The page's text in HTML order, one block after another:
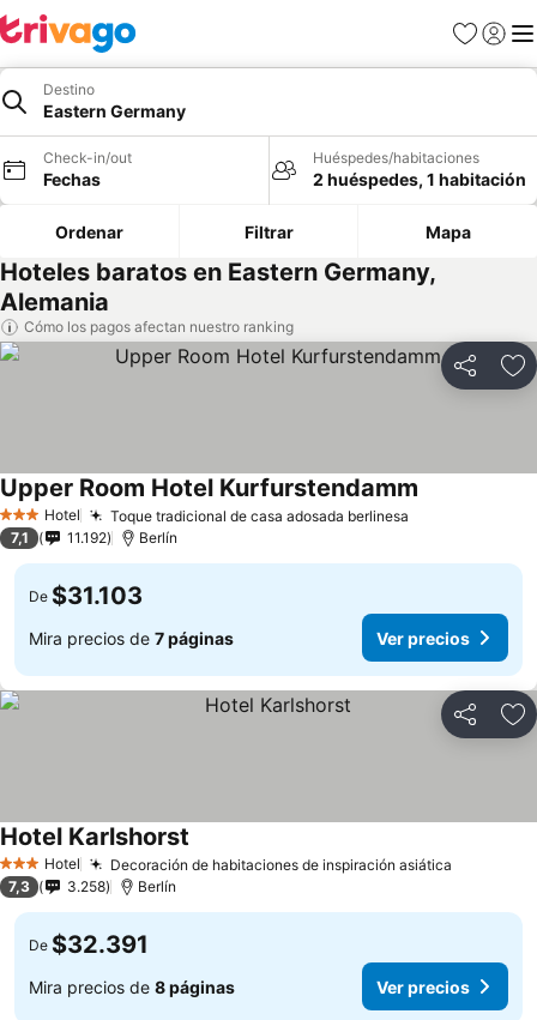
Favoritos
Iniciar
Destino
Eastern Germany
Check-in/out
Fechas
Huéspedes/habitaciones
2 huéspedes, 1 habitación
Ordenar Filtrar Mapa
Hoteles baratos en Eastern Germany,
Alemania
Cómo los pagos afectan nuestro ranking
Compartir
3 Estrellas
Hotel Toque tradicional de casa adosada berlinesa
Upper Room Hotel Kurfurstendamm
7,1 11.192 Berlín
De $31.103
Mira precios de 7 páginas Ver precios
Compartir
3 Estrellas
Hotel Decoración de habitaciones de inspiración asiática
Hotel Karlshorst
7,3 3.258 Berlín
De $32.391
Mira precios de 8 páginas Ver precios